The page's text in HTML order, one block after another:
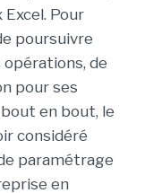
Pour
poursuivre
de
pour ses
en bout, le
considéré
paramétrage
en